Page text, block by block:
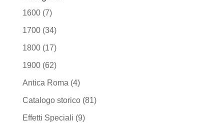
1600(7)
1700(34)
1800(17)
1900(62)
Antica Roma (4)
Catalogo storico(81)
Effetti Speciali (9)